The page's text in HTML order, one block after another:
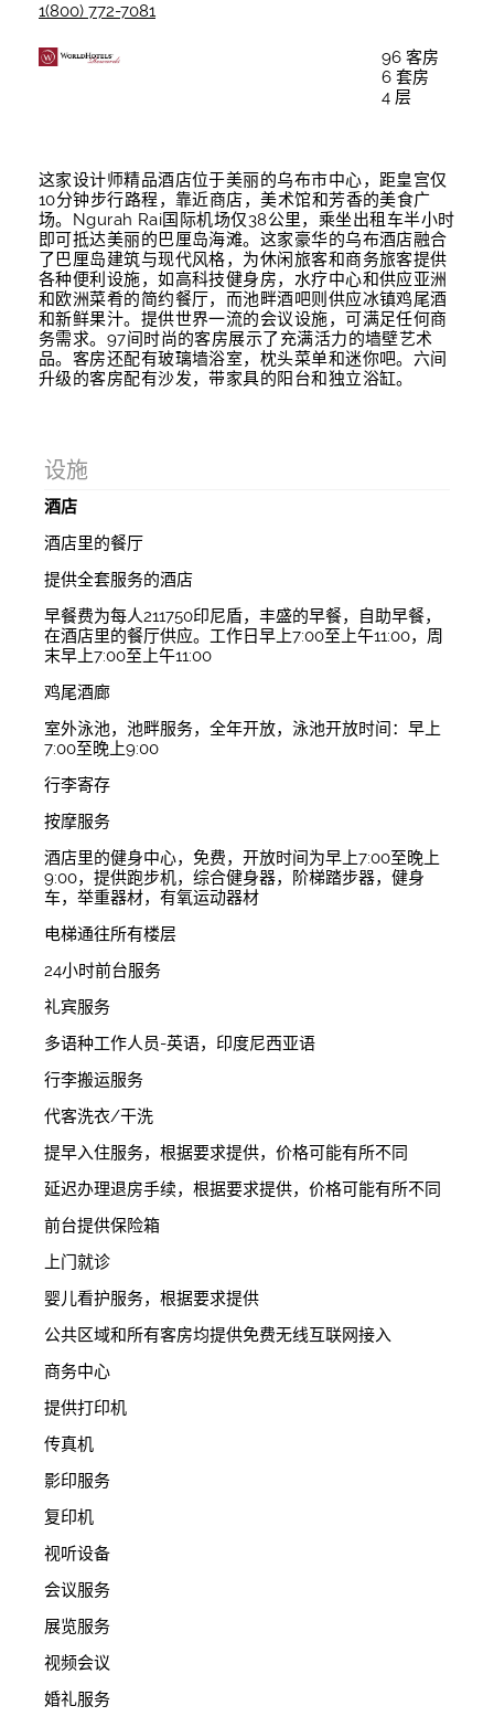
1(800) 772-7081
96 客房
6 套房
4 层
这家设计师精品酒店位于美丽的乌布市中心，距皇宫仅
10分钟步行路程，靠近商店，美术馆和芳香的美食广
场。Ngurah Rai国际机场仅38公里，乘坐出租车半小时
即可抵达美丽的巴厘岛海滩。这家豪华的乌布酒店融合
了巴厘岛建筑与现代风格，为休闲旅客和商务旅客提供
各种便利设施，如高科技健身房，水疗中心和供应亚洲
和欧洲菜肴的简约餐厅，而池畔酒吧则供应冰镇鸡尾酒
和新鲜果汁。提供世界一流的会议设施，可满足任何商
务需求。97间时尚的客房展示了充满活力的墙壁艺术
品。客房还配有玻璃墙浴室，枕头菜单和迷你吧。六间
升级的客房配有沙发，带家具的阳台和独立浴缸。
设施
酒店
酒店里的餐厅
提供全套服务的酒店
早餐费为每人211750印尼盾，丰盛的早餐，自助早餐，
在酒店里的餐厅供应。工作日早上7:00至上午11:00，周
末早上7:00至上午11:00
鸡尾酒廊
室外泳池，池畔服务，全年开放，泳池开放时间：早上
7:00至晚上9:00
行李寄存
按摩服务
酒店里的健身中心，免费，开放时间为早上7:00至晚上
9:00，提供跑步机，综合健身器，阶梯踏步器，健身
车，举重器材，有氧运动器材
电梯通往所有楼层
24小时前台服务
礼宾服务
多语种工作人员-英语，印度尼西亚语
行李搬运服务
代客洗衣/干洗
提早入住服务，根据要求提供，价格可能有所不同
延迟办理退房手续，根据要求提供，价格可能有所不同
前台提供保险箱
上门就诊
婴儿看护服务，根据要求提供
公共区域和所有客房均提供免费无线互联网接入
商务中心
提供打印机
传真机
影印服务
复印机
视听设备
会议服务
展览服务
视频会议
婚礼服务